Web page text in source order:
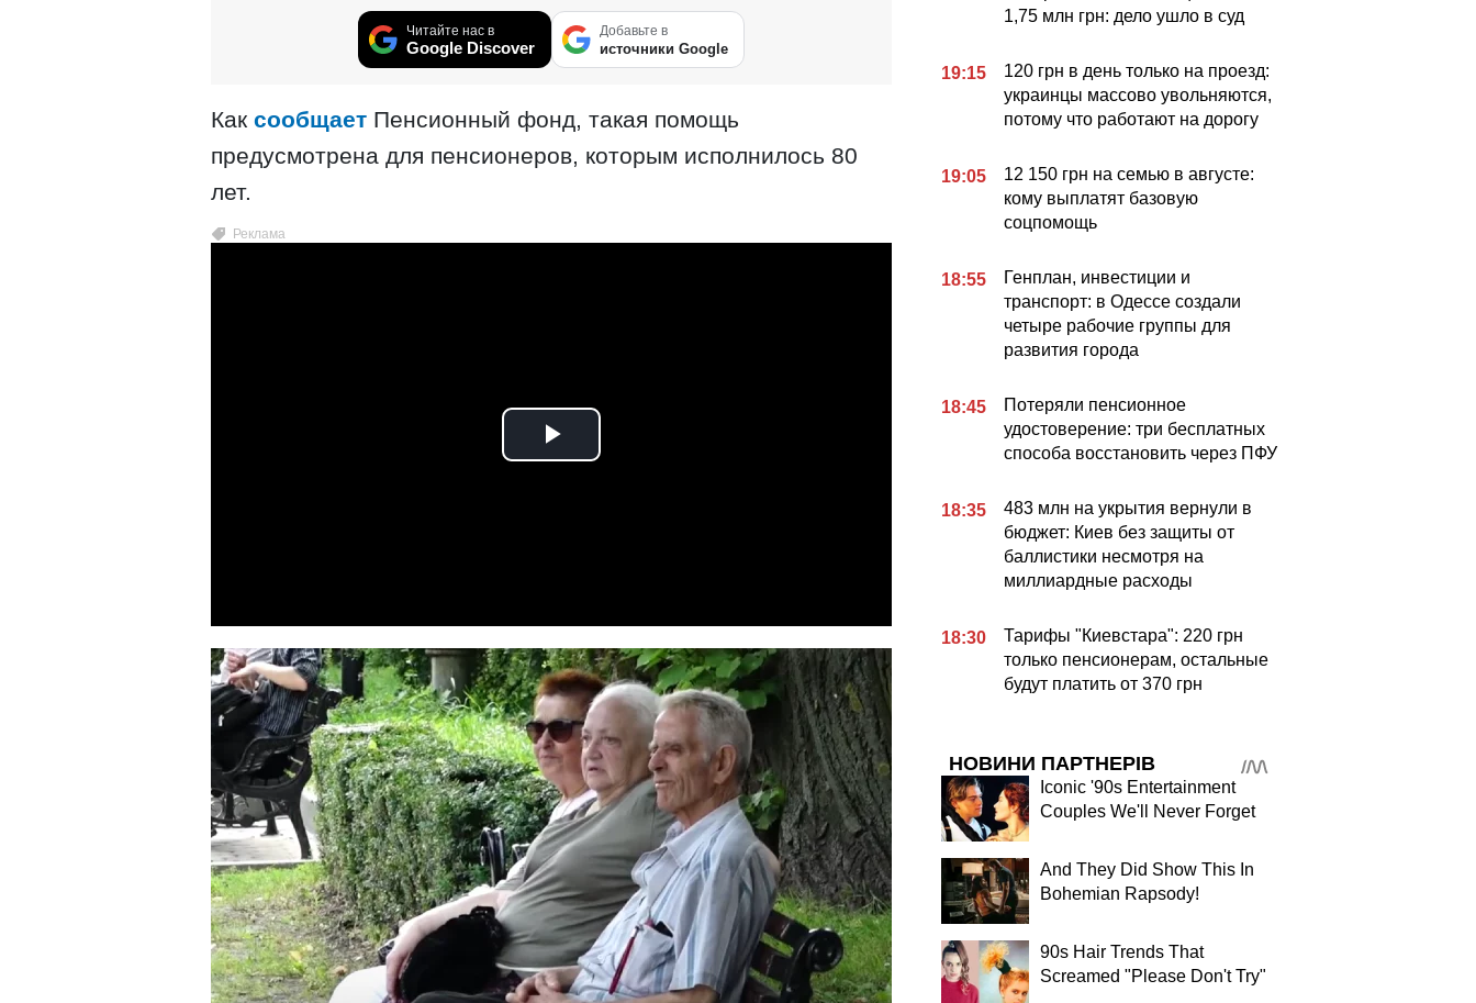
Читайте нас в
Google Discover
Добавьте в
источники Google
Как сообщает Пенсионный фонд, такая помощь
предусмотрена для пенсионеров, которым исполнилось 80
лет.
1,75 млн грн: дело ушло в суд
19:15
120 грн в день только на проезд:
украинцы массово увольняются,
потому что работают на дорогу
19:05
12 150 грн на семью в августе:
кому выплатят базовую
соцпомощь
18:55
Генплан, инвестиции и
транспорт: в Одессе создали
четыре рабочие группы для
развития города
18:45
Потеряли пенсионное
удостоверение: три бесплатных
способа восстановить через ПФУ
18:35
483 млн на укрытия вернули в
бюджет: Киев без защиты от
баллистики несмотря на
миллиардные расходы
18:30
Тарифы "Киевстара": 220 грн
только пенсионерам, остальные
будут платить от 370 грн
НОВИНИ ПАРТНЕРІВ
Iconic '90s Entertainment
Couples We'll Never Forget
And They Did Show This In
Bohemian Rapsody!
90s Hair Trends That
Screamed "Please Don't Try"